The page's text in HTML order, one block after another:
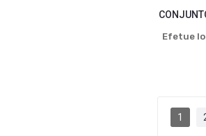
Efetue
1